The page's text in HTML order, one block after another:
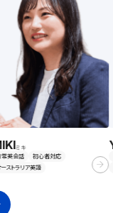
ミキ
話
初心者対応
ラリア英語
YUI
日常
海外